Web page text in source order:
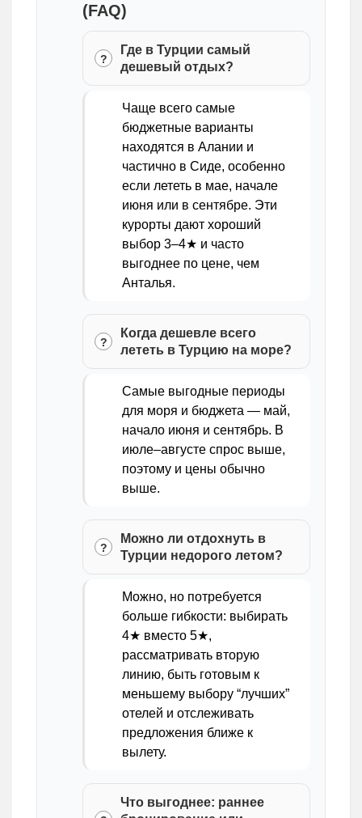
(FAQ)
Где в Турции самый
дешевый отдых?
Чаще всего самые
бюджетные варианты
находятся в Алании и
частично в Сиде, особенно
если лететь в мае, начале
июня или в сентябре. Эти
курорты дают хороший
выбор 3–4★ и часто
выгоднее по цене, чем
Анталья.
Когда дешевле всего
лететь в Турцию на море?
Самые выгодные периоды
для моря и бюджета — май,
начало июня и сентябрь. В
июле–августе спрос выше,
поэтому и цены обычно
выше.
Можно ли отдохнуть в
Турции недорого летом?
Можно, но потребуется
больше гибкости: выбирать
4★ вместо 5★,
рассматривать вторую
линию, быть готовым к
меньшему выбору “лучших”
отелей и отслеживать
предложения ближе к
вылету.
Что выгоднее: раннее